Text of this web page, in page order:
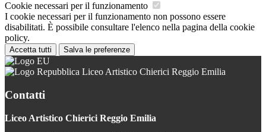
Cookie necessari per il funzionamento
I cookie necessari per il funzionamento non possono essere
disabilitati. È possibile consultare l'elenco nella pagina della cookie
policy.
Accetta tutti Salva le preferenze
Liceo Artistico Chierici Reggio Emilia
Contatti
Liceo Artistico Chierici Reggio Emilia